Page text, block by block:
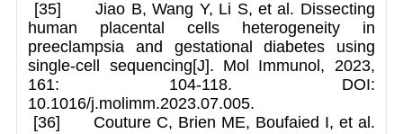
[35] Jiao B, Wang Y, Li S, et al. Dissecting
human placental cells heterogeneity in
preeclampsia and gestational diabetes using
single-cell sequencing[J]. Mol Immunol, 2023,
161: 104-118. DOI:
10.1016/j.molimm.2023.07.005.
[36] Couture C, Brien ME, Boufaied I, et al.